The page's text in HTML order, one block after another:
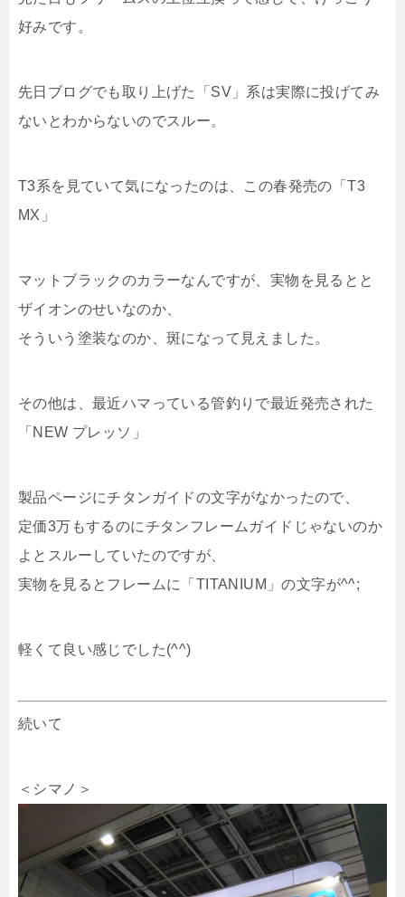
好みです。
先日ブログでも取り上げた「SV」系は実際に投げてみ
ないとわからないのでスルー。
T3系を見ていて気になったのは、この春発売の「T3
MX」
マットブラックのカラーなんですが、実物を見るとと
ザイオンのせいなのか、
そういう塗装なのか、斑になって見えました。
その他は、最近ハマっている管釣りで最近発売された
「NEW プレッソ」
製品ページにチタンガイドの文字がなかったので、
定価3万もするのにチタンフレームガイドじゃないのか
よとスルーしていたのですが、
実物を見るとフレームに「TITANIUM」の文字が^^;
軽くて良い感じでした(^^)
続いて
＜シマノ＞